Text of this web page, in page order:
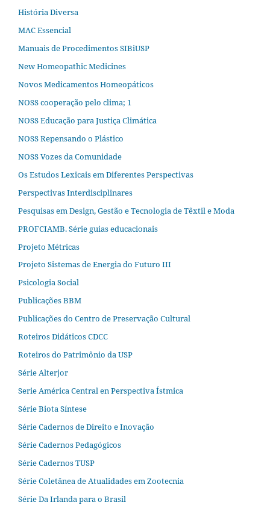
História Diversa
MAC Essencial
Manuais de Procedimentos SIBiUSP
New Homeopathic Medicines
Novos Medicamentos Homeopáticos
NOSS cooperação pelo clima; 1
NOSS Educação para Justiça Climática
NOSS Repensando o Plástico
NOSS Vozes da Comunidade
Os Estudos Lexicais em Diferentes Perspectivas
Perspectivas Interdisciplinares
Pesquisas em Design, Gestão e Tecnologia de Têxtil e Moda
PROFCIAMB. Série guias educacionais
Projeto Métricas
Projeto Sistemas de Energia do Futuro III
Psicologia Social
Publicações BBM
Publicações do Centro de Preservação Cultural
Roteiros Didáticos CDCC
Roteiros do Patrimônio da USP
Série Alterjor
Serie América Central en Perspectiva Ístmica
Série Biota Síntese
Série Cadernos de Direito e Inovação
Série Cadernos Pedagógicos
Série Cadernos TUSP
Série Coletânea de Atualidades em Zootecnia
Série Da Irlanda para o Brasil